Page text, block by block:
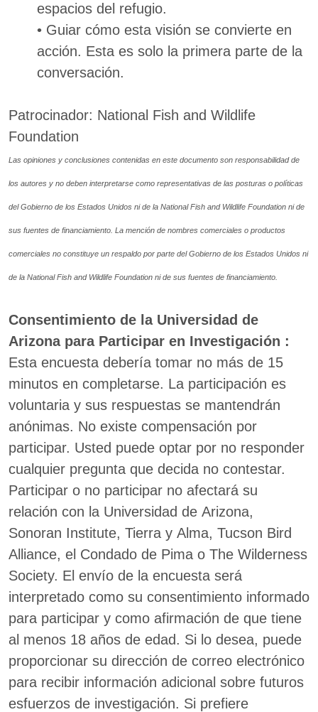
espacios del refugio.
• Guiar cómo esta visión se convierte en
acción. Esta es solo la primera parte de la
conversación.
Patrocinador: National Fish and Wildlife
Foundation
Las opiniones y conclusiones contenidas en este documento son responsabilidad de
los autores y no deben interpretarse como representativas de las posturas o políticas
del Gobierno de los Estados Unidos ni de la National Fish and Wildlife Foundation ni de
sus fuentes de financiamiento. La mención de nombres comerciales o productos
comerciales no constituye un respaldo por parte del Gobierno de los Estados Unidos ni
de la National Fish and Wildlife Foundation ni de sus fuentes de financiamiento.
Consentimiento de la Universidad de
Arizona para Participar en Investigación :
Esta encuesta debería tomar no más de 15
minutos en completarse. La participación es
voluntaria y sus respuestas se mantendrán
anónimas. No existe compensación por
participar. Usted puede optar por no responder
cualquier pregunta que decida no contestar.
Participar o no participar no afectará su
relación con la Universidad de Arizona,
Sonoran Institute, Tierra y Alma, Tucson Bird
Alliance, el Condado de Pima o The Wilderness
Society. El envío de la encuesta será
interpretado como su consentimiento informado
para participar y como afirmación de que tiene
al menos 18 años de edad. Si lo desea, puede
proporcionar su dirección de correo electrónico
para recibir información adicional sobre futuros
esfuerzos de investigación. Si prefiere